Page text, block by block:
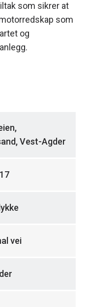
som sikrer at
som
og
Vest-Agder
vei